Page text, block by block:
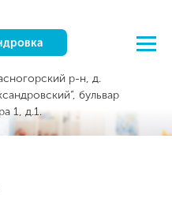
р-н, д.
бульвар
1, д.1.